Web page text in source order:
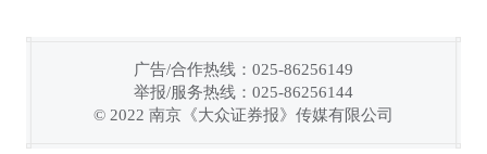
广告/合作热线：025-86256149
举报/服务热线：025-86256144
© 2022 南京《大众证券报》传媒有限公司
链接复制成功！